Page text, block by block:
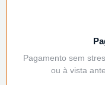
Pagamento sem
ou à vista